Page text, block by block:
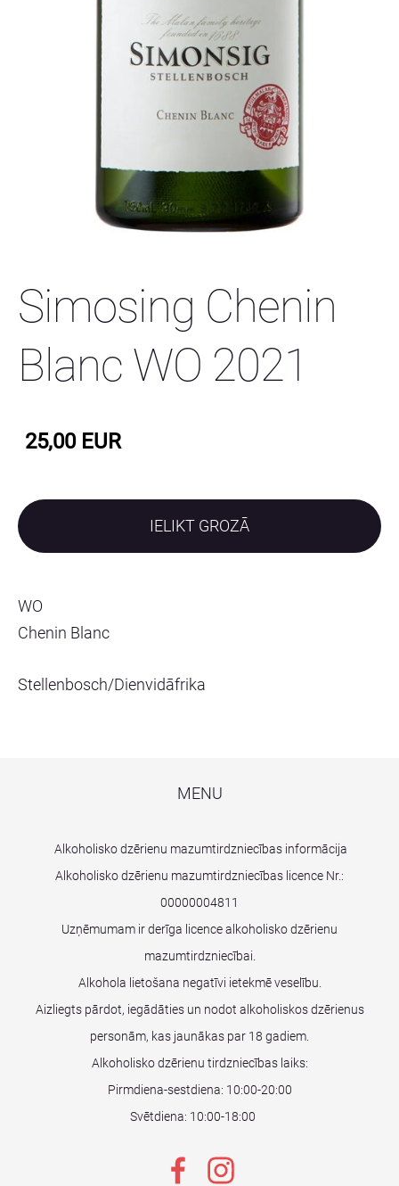
Simosing Chenin
Blanc WO 2021
25,00 EUR
IELIKT GROZĀ
WO
Chenin Blanc
Stellenbosch/Dienvidāfrika
MENU
Alkoholisko dzērienu mazumtirdzniecības informācija
Alkoholisko dzērienu mazumtirdzniecības licence Nr.:
00000004811
Uzņēmumam ir derīga licence alkoholisko dzērienu
mazumtirdzniecībai.
Alkohola lietošana negatīvi ietekmē veselību.
Aizliegts pārdot, iegādāties un nodot alkoholiskos dzērienus
personām, kas jaunākas par 18 gadiem.
Alkoholisko dzērienu tirdzniecības laiks:
Pirmdiena-sestdiena: 10:00-20:00
Svētdiena: 10:00-18:00